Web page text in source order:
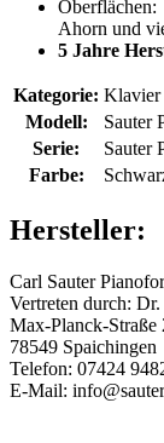
Ahorn und
5 Jahre
Kategorie: Klavier
Modell:
Sauter
Serie:
Sauter
Farbe:
Hersteller:
Carl Sauter
Vertreten durch:
Max-Planck-Straße
78549 Spaichingen
Telefon: 07424
E-Mail: